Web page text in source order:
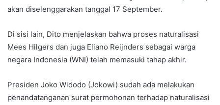
akan diselenggarakan tanggal 17 September.
Di sisi lain, Dito menjelaskan bahwa proses naturalisasi
Mees Hilgers dan juga Eliano Reijnders sebagai warga
negara Indonesia (WNI) telah memasuki tahap akhir.
Presiden Joko Widodo (Jokowi) sudah ada melakukan
penandatanganan surat permohonan terhadap naturalisasi